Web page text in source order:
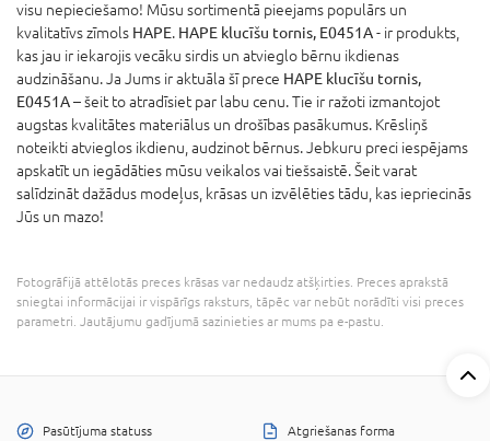
visu nepieciešamo! Mūsu sortimentā pieejams populārs un
kvalitatīvs zīmols HAPE. HAPE klucīšu tornis, E0451A- ir produkts,
kas jau ir iekarojis vecāku sirdis un atvieglo bērnu ikdienas
audzināšanu. Ja Jums ir aktuāla šī prece HAPE klucīšu tornis,
E0451A– šeit to atradīsiet par labu cenu. Tie ir ražoti izmantojot
augstas kvalitātes materiālus un drošības pasākumus. Krēsliņš
noteikti atvieglos ikdienu, audzinot bērnus. Jebkuru preci iespējams
apskatīt un iegādāties mūsu veikalos vai tiešsaistē. Šeit varat
salīdzināt dažādus modeļus, krāsas un izvēlēties tādu, kas iepriecinās
Jūs un mazo!
Fotogrāfijā attēlotās preces krāsas var nedaudz atšķirties. Preces aprakstā
sniegtai informācijai ir vispārīgs raksturs, tāpēc var nebūt norādīti visi preces
parametri. Jautājumu gadījumā sazinieties ar mums pa e-pastu.
Pasūtījuma statuss Atgriešanas forma